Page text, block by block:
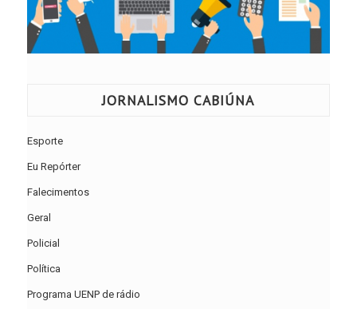
JORNALISMO CABIÚNA
Esporte
Eu Repórter
Falecimentos
Geral
Policial
Política
Programa UENP de rádio